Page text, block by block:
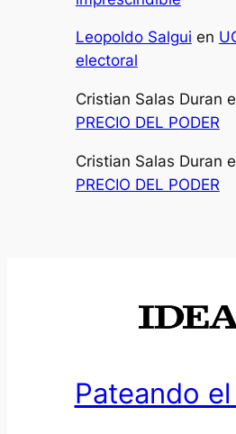
Leopoldo Salgui en
electoral
Cristian Salas Duran
PRECIO DEL PODER
Cristian Salas Duran
PRECIO DEL PODER
Pateando